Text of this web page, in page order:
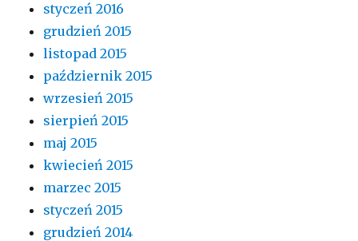
styczeń 2016
grudzień 2015
listopad 2015
październik 2015
wrzesień 2015
sierpień 2015
maj 2015
kwiecień 2015
marzec 2015
styczeń 2015
grudzień 2014